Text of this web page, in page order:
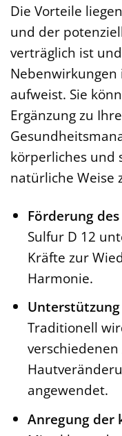
Die Vorteile
und der
verträglich ist
Nebenwirkungen
aufweist. Sie
Ergänzung zu
körperliches und
natürliche Weise
Förderung
Sulfur D 12
Kräfte zur
Harmonie.
Traditionell
angewendet.
Anregung der